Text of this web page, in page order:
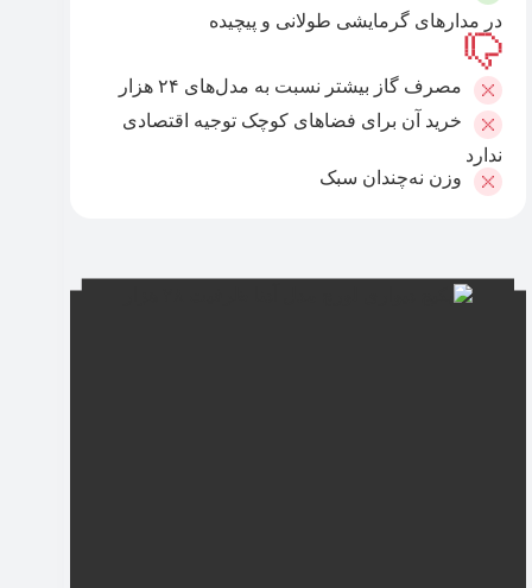
در مدارهای گرمایشی طولانی و پیچیده
مصرف گاز بیشتر نسبت به مدل‌های ۲۴ هزار
خرید آن برای فضاهای کوچک توجیه اقتصادی
ندارد
وزن نه‌چندان سبک